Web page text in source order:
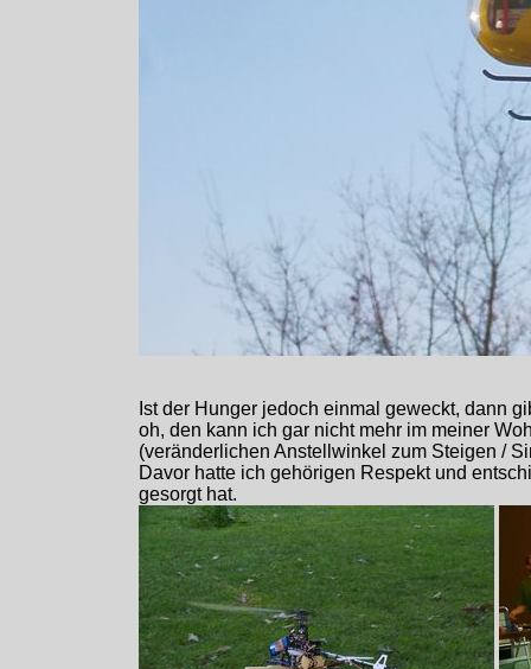
Ist der Hunger jedoch einmal geweckt, dann
oh, den kann ich gar nicht mehr im meiner
(veränderlichen Anstellwinkel zum Steigen /
Davor hatte ich gehörigen Respekt und
gesorgt hat.